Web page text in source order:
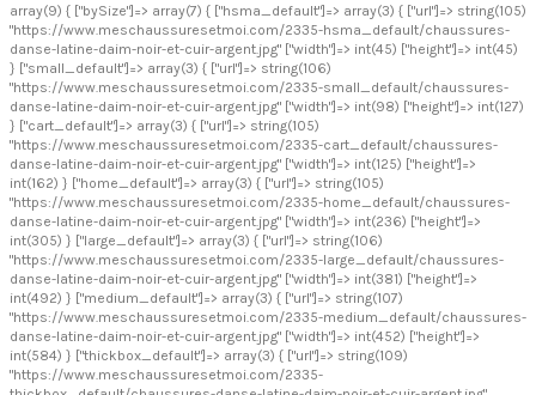
array(9) { ["bySize"]=> array(7) { ["hsma_default"]=> array(3) { ["url"]=> string(105)
"https://www.meschaussuresetmoi.com/2335-hsma_default/chaussures-
danse-latine-daim-noir-et-cuir-argent.jpg" ["width"]=> int(45) ["height"]=> int(45)
} ["small_default"]=> array(3) { ["url"]=> string(106)
"https://www.meschaussuresetmoi.com/2335-small_default/chaussures-
danse-latine-daim-noir-et-cuir-argent.jpg" ["width"]=> int(98) ["height"]=> int(127)
} ["cart_default"]=> array(3) { ["url"]=> string(105)
"https://www.meschaussuresetmoi.com/2335-cart_default/chaussures-
danse-latine-daim-noir-et-cuir-argent.jpg" ["width"]=> int(125) ["height"]=>
int(162) } ["home_default"]=> array(3) { ["url"]=> string(105)
"https://www.meschaussuresetmoi.com/2335-home_default/chaussures-
danse-latine-daim-noir-et-cuir-argent.jpg" ["width"]=> int(236) ["height"]=>
int(305) } ["large_default"]=> array(3) { ["url"]=> string(106)
"https://www.meschaussuresetmoi.com/2335-large_default/chaussures-
danse-latine-daim-noir-et-cuir-argent.jpg" ["width"]=> int(381) ["height"]=>
int(492) } ["medium_default"]=> array(3) { ["url"]=> string(107)
"https://www.meschaussuresetmoi.com/2335-medium_default/chaussures-
danse-latine-daim-noir-et-cuir-argent.jpg" ["width"]=> int(452) ["height"]=>
int(584) } ["thickbox_default"]=> array(3) { ["url"]=> string(109)
"https://www.meschaussuresetmoi.com/2335-